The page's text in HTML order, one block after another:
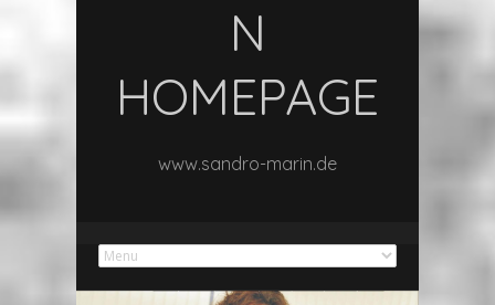
N
HOMEPAGE
www.sandro-marin.de